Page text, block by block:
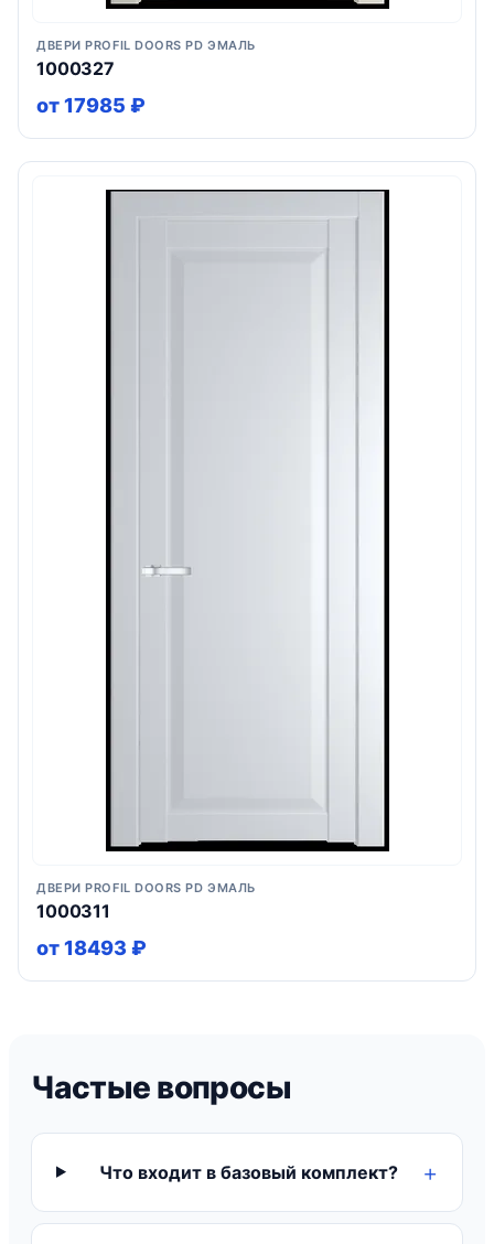
ДВЕРИ PROFIL DOORS PD ЭМАЛЬ
1000327
от 17985 ₽
ДВЕРИ PROFIL DOORS PD ЭМАЛЬ
1000311
от 18493 ₽
Частые вопросы
Что входит в базовый комплект?